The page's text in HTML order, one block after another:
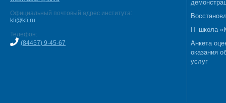
Официальный почтовый адрес института:
kti@kti.ru
Телефон:
(84457) 9-45-67
IT школа
Анкета
оказания
услуг